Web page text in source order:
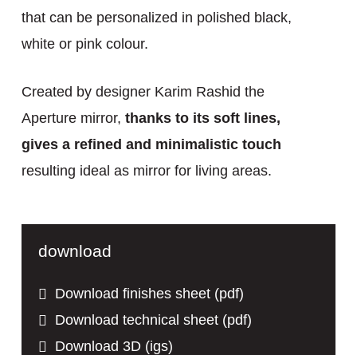
that can be personalized in polished black,
white or pink colour.
Created by designer Karim Rashid the
Aperture mirror, thanks to its soft lines,
gives a refined and minimalistic touch
resulting ideal as mirror for living areas.
download
Download finishes sheet (pdf)
Download technical sheet (pdf)
Download 3D (igs)